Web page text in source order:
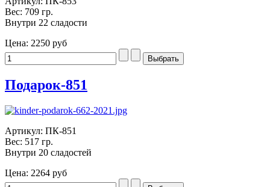
Вес: 709 гр.
Внутри 22 сладости
Цена: 2250 руб
Подарок-851
Артикул: ПК-851
Вес: 517 гр.
Внутри 20 сладостей
Цена: 2264 руб